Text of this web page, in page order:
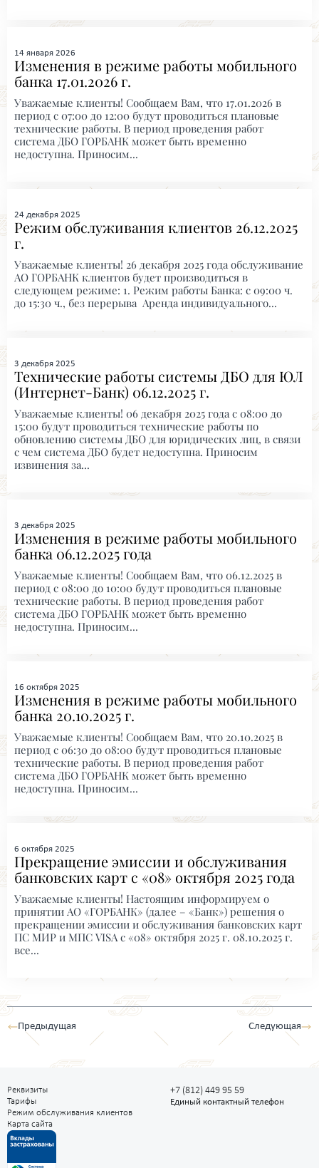
14 января 2026
Изменения в режиме работы мобильного
банка 17.01.2026 г.
Уважаемые клиенты! Сообщаем Вам, что 17.01.2026 в
период с 07:00 до 12:00 будут проводиться плановые
технические работы. В период проведения работ
система ДБО ГОРБАНК может быть временно
недоступна. Приносим...
24 декабря 2025
Режим обслуживания клиентов 26.12.2025
г.
Уважаемые клиенты! 26 декабря 2025 года обслуживание
АО ГОРБАНК клиентов будет производиться в
следующем режиме: 1. Режим работы Банка: с 09:00 ч.
до 15:30 ч., без перерыва Аренда индивидуального...
3 декабря 2025
Технические работы системы ДБО для ЮЛ
(Интернет-Банк) 06.12.2025 г.
Уважаемые клиенты! 06 декабря 2025 года с 08:00 до
15:00 будут проводиться технические работы по
обновлению системы ДБО для юридических лиц, в связи
с чем система ДБО будет недоступна. Приносим
извинения за...
3 декабря 2025
Изменения в режиме работы мобильного
банка 06.12.2025 года
Уважаемые клиенты! Сообщаем Вам, что 06.12.2025 в
период с 08:00 до 10:00 будут проводиться плановые
технические работы. В период проведения работ
система ДБО ГОРБАНК может быть временно
недоступна. Приносим...
16 октября 2025
Изменения в режиме работы мобильного
банка 20.10.2025 г.
Уважаемые клиенты! Сообщаем Вам, что 20.10.2025 в
период с 06:30 до 08:00 будут проводиться плановые
технические работы. В период проведения работ
система ДБО ГОРБАНК может быть временно
недоступна. Приносим...
6 октября 2025
Прекращение эмиссии и обслуживания
банковских карт с «08» октября 2025 года
Уважаемые клиенты! Настоящим информируем о
принятии АО «ГОРБАНК» (далее – «Банк») решения о
прекращении эмиссии и обслуживания банковских карт
ПС МИР и МПС VISA с «08» октября 2025 г. 08.10.2025 г.
все...
Предыдущая Следующая
Реквизиты
Тарифы
Режим обслуживания клиентов
Карта сайта
+7 (812) 449 95 59
Единый контактный телефон